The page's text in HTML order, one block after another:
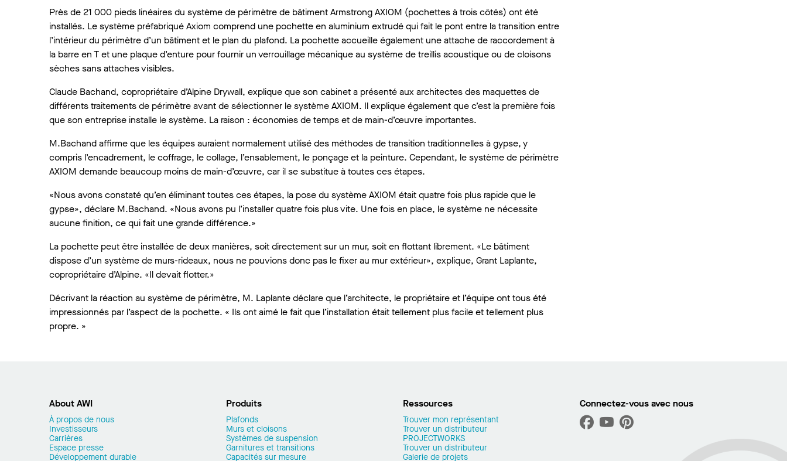
Près de 21 000 pieds linéaires du système de périmètre de bâtiment Armstrong AXIOM (pochettes à trois côtés) ont été
installés. Le système préfabriqué Axiom comprend une pochette en aluminium extrudé qui fait le pont entre la transition entre
l’intérieur du périmètre d’un bâtiment et le plan du plafond. La pochette accueille également une attache de raccordement à
la barre en T et une plaque d’enture pour fournir un verrouillage mécanique au système de treillis acoustique ou de cloisons
sèches sans attaches visibles.
Claude Bachand, copropriétaire d’Alpine Drywall, explique que son cabinet a présenté aux architectes des maquettes de
différents traitements de périmètre avant de sélectionner le système AXIOM. Il explique également que c’est la première fois
que son entreprise installe le système. La raison : économies de temps et de main-d’œuvre importantes.
M.Bachand affirme que les équipes auraient normalement utilisé des méthodes de transition traditionnelles à gypse, y
compris l’encadrement, le coffrage, le collage, l’ensablement, le ponçage et la peinture. Cependant, le système de périmètre
AXIOM demande beaucoup moins de main-d’œuvre, car il se substitue à toutes ces étapes.
«Nous avons constaté qu’en éliminant toutes ces étapes, la pose du système AXIOM était quatre fois plus rapide que le
gypse», déclare M.Bachand. «Nous avons pu l’installer quatre fois plus vite. Une fois en place, le système ne nécessite
aucune finition, ce qui fait une grande différence.»
La pochette peut être installée de deux manières, soit directement sur un mur, soit en flottant librement. «Le bâtiment
dispose d’un système de murs-rideaux, nous ne pouvions donc pas le fixer au mur extérieur», explique, Grant Laplante,
copropriétaire d’Alpine. «Il devait flotter.»
Décrivant la réaction au système de périmètre, M. Laplante déclare que l’architecte, le propriétaire et l’équipe ont tous été
impressionnés par l’aspect de la pochette. « Ils ont aimé le fait que l’installation était tellement plus facile et tellement plus
propre. »
About AWI
À propos de nous
Investisseurs
Carrières
Espace presse
Développement durable
Produits
Plafonds
Murs et cloisons
Systèmes de suspension
Garnitures et transitions
Capacités sur mesure
Ressources
Trouver mon représentant
Trouver un distributeur
PROJECTWORKS
Trouver un distributeur
Galerie de projets
Connectez-vous avec nous